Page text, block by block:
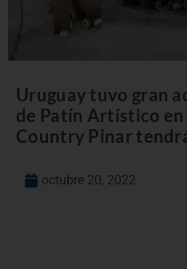
Uruguay tuvo gran
de Patín Artístico
Country Pinar
octubre 20, 2022